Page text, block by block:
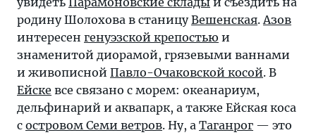
родину Шолохова в станицуВешенская.Азов
интересен генуэзской крепостью и
знаменитой диорамой, грязевыми ваннами
и живописной Павло-Очаковской косой. В
Ейске все связано с морем: океанариум,
дельфинарий и аквапарк, а также Ейская коса
с островом Семи ветров. Ну, а Таганрог — это